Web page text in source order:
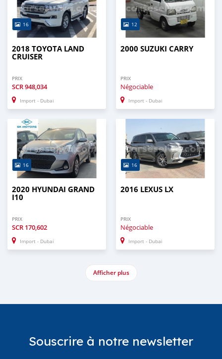
16
2018 TOYOTA LAND
CRUISER
PRIX
SCR948,034
Import - Dubai
12
2000 SUZUKI CARRY
PRIX
Négociable
Import - Dubai
16
2020 HYUNDAI GRAND
I10
PRIX
SCR 170,602
Import - Dubai
16
2016 LEXUS LX
PRIX
Négociable
Import - Dubai
Afficher plus
Souscrire à notre newsletter